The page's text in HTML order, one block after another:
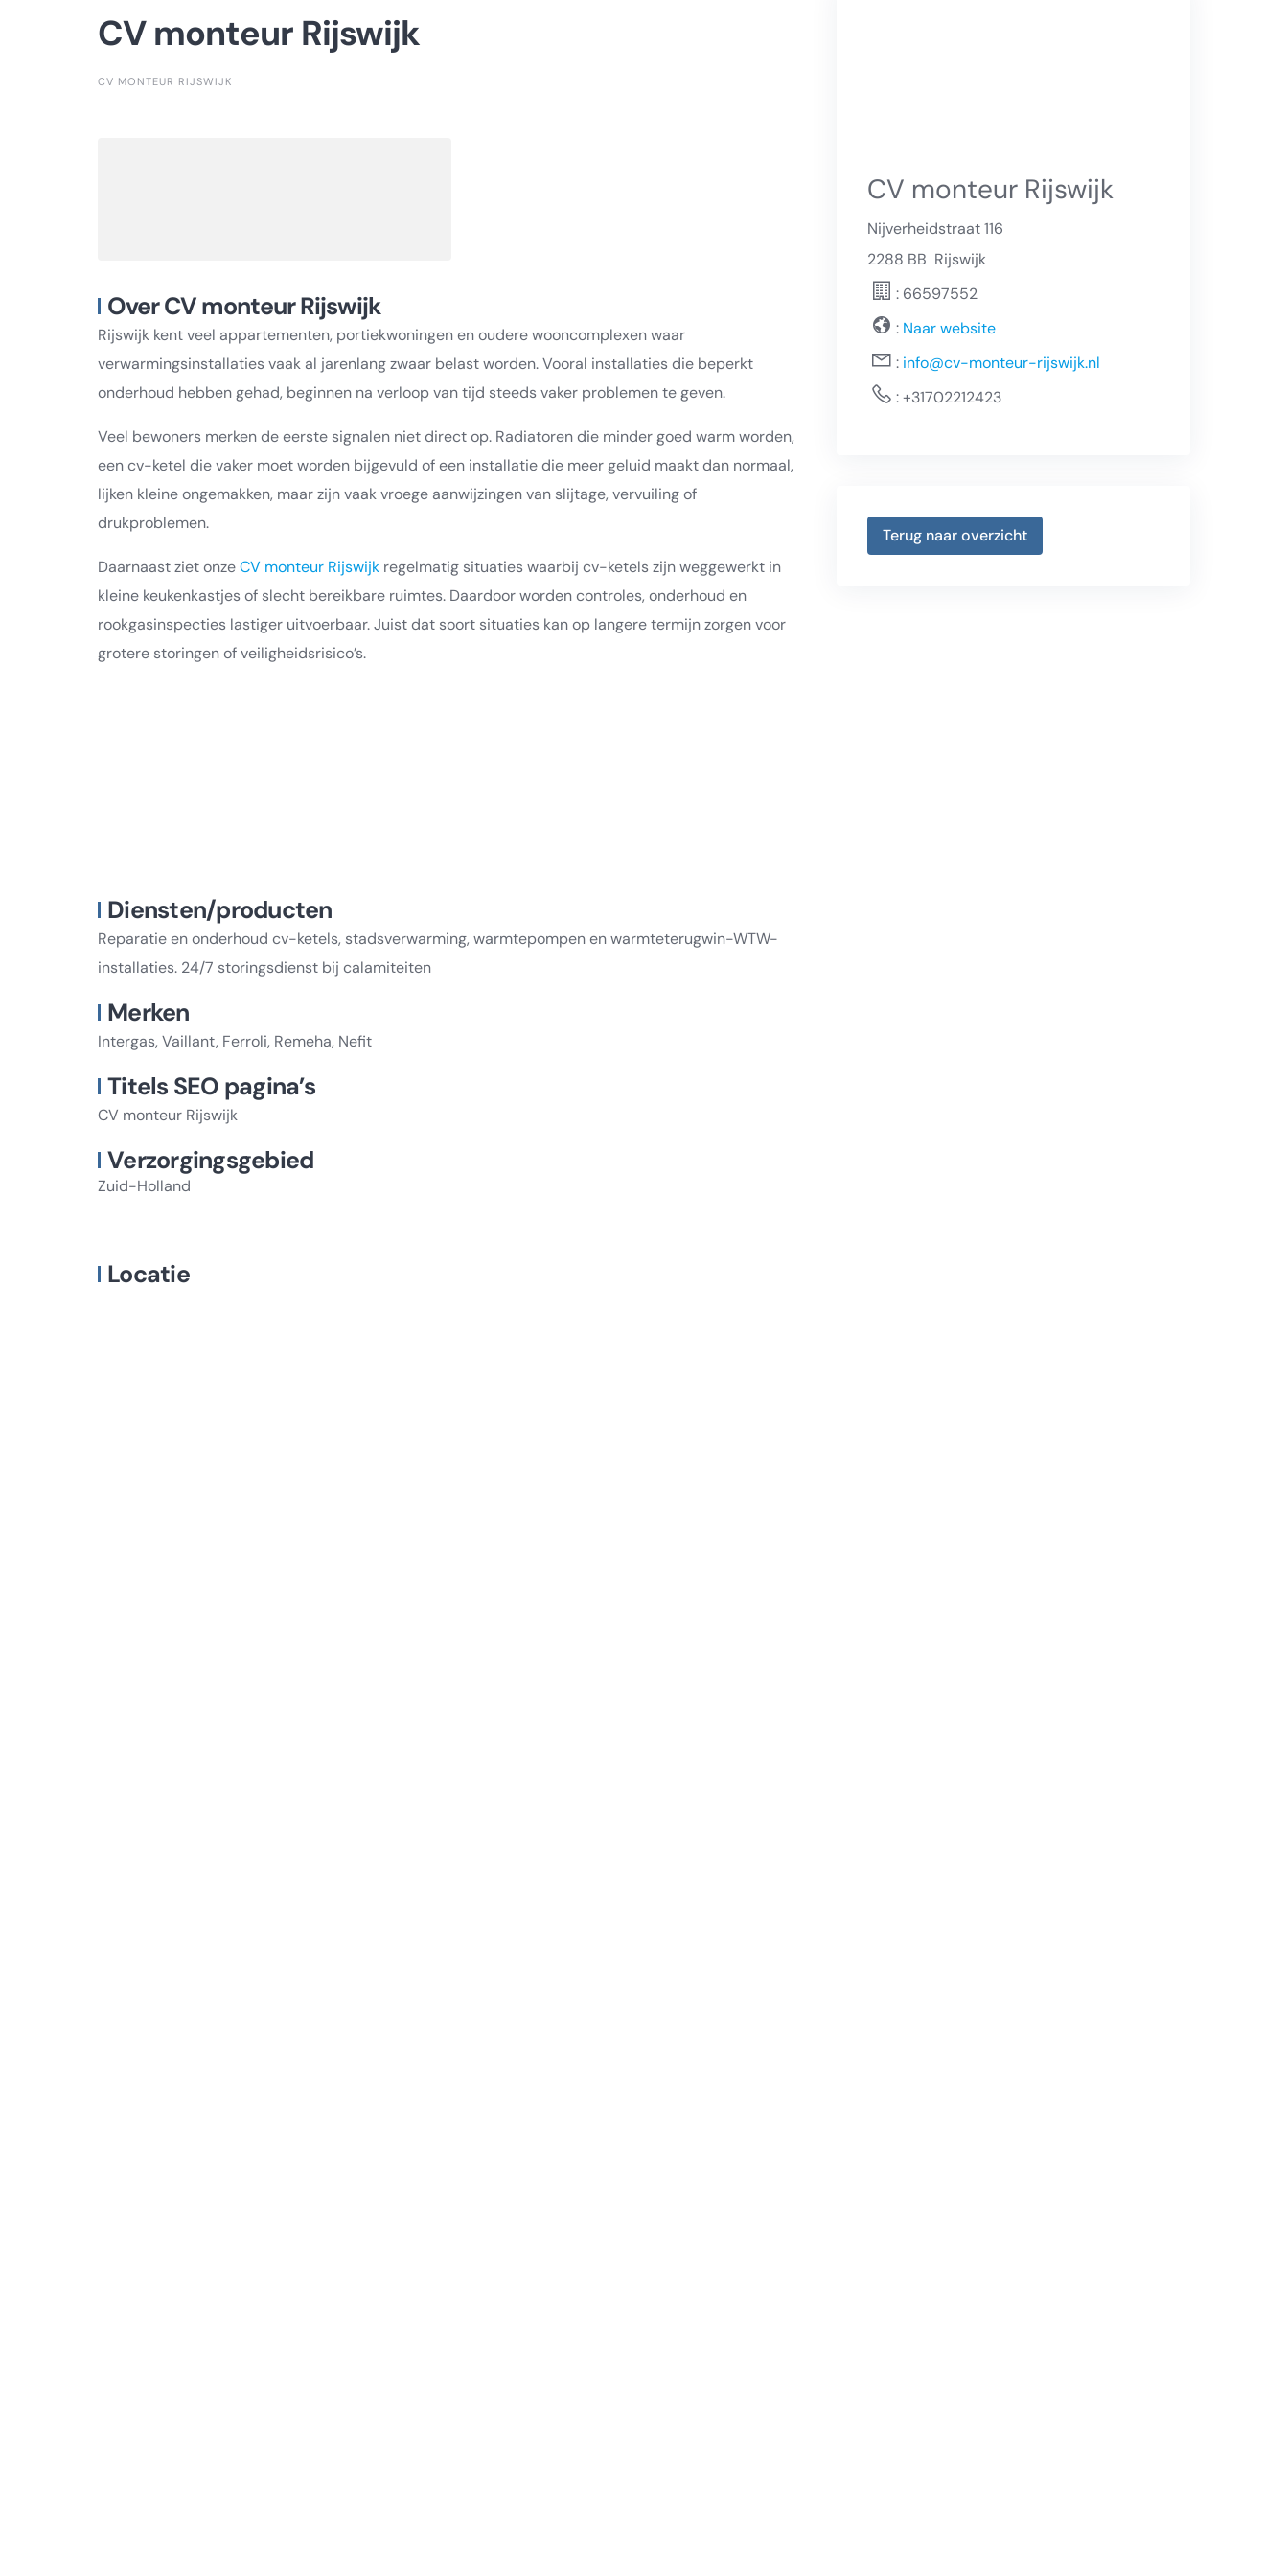
CV monteur Rijswijk
CV MONTEUR RIJSWIJK
Over CV monteur Rijswijk
Rijswijk kent veel appartementen, portiekwoningen en oudere wooncomplexen waar
verwarmingsinstallaties vaak al jarenlang zwaar belast worden. Vooral installaties die beperkt
onderhoud hebben gehad, beginnen na verloop van tijd steeds vaker problemen te geven.
Veel bewoners merken de eerste signalen niet direct op. Radiatoren die minder goed warm worden,
een cv-ketel die vaker moet worden bijgevuld of een installatie die meer geluid maakt dan normaal,
lijken kleine ongemakken, maar zijn vaak vroege aanwijzingen van slijtage, vervuiling of
drukproblemen.
Daarnaast ziet onzeCV monteur Rijswijk regelmatig situaties waarbij cv-ketels zijn weggewerkt in
kleine keukenkastjes of slecht bereikbare ruimtes. Daardoor worden controles, onderhoud en
rookgasinspecties lastiger uitvoerbaar. Juist dat soort situaties kan op langere termijn zorgen voor
grotere storingen of veiligheidsrisico’s.
Diensten/producten
Reparatie en onderhoud cv-ketels, stadsverwarming, warmtepompen en warmteterugwin-WTW-
installaties. 24/7 storingsdienst bij calamiteiten
Merken
Intergas, Vaillant, Ferroli, Remeha, Nefit
Titels SEO pagina’s
CV monteur Rijswijk
Verzorgingsgebied
Zuid-Holland
Locatie
CV monteur Rijswijk
Nijverheidstraat 116
2288 BB Rijswijk
: 66597552
:Naar website
: info@cv-monteur-rijswijk.nl
:+31702212423
Terug naar overzicht